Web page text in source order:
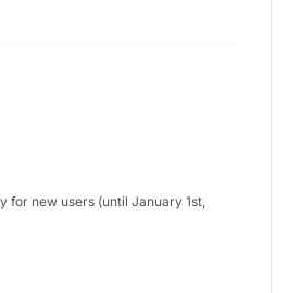
for new users (until January 1st,